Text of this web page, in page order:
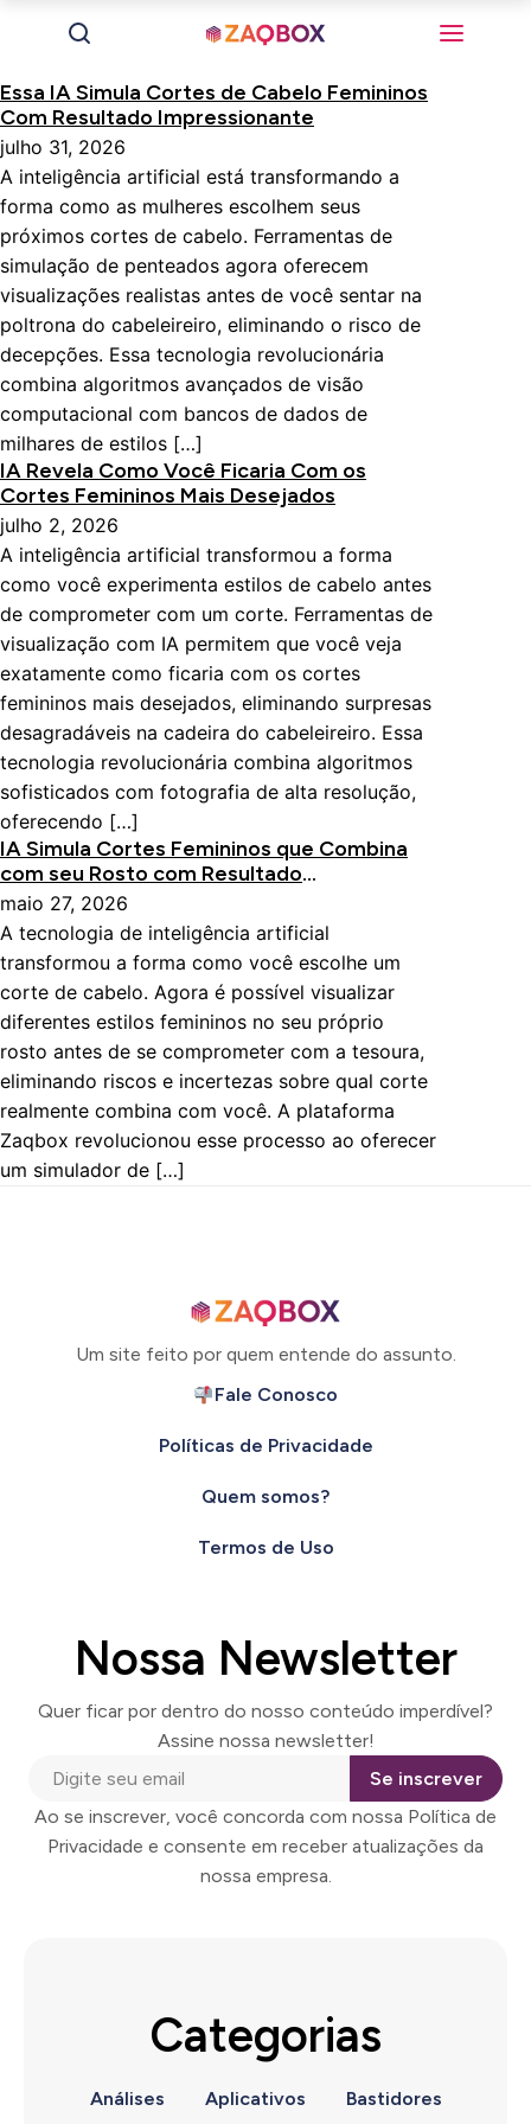
Essa IA Simula Cortes de Cabelo Femininos
Com Resultado Impressionante
julho 31, 2026
A inteligência artificial está transformando a
forma como as mulheres escolhem seus
próximos cortes de cabelo. Ferramentas de
simulação de penteados agora oferecem
visualizações realistas antes de você sentar na
poltrona do cabeleireiro, eliminando o risco de
decepções. Essa tecnologia revolucionária
combina algoritmos avançados de visão
computacional com bancos de dados de
milhares de estilos […]
IA Revela Como Você Ficaria Com os
Cortes Femininos Mais Desejados
julho 2, 2026
A inteligência artificial transformou a forma
como você experimenta estilos de cabelo antes
de comprometer com um corte. Ferramentas de
visualização com IA permitem que você veja
exatamente como ficaria com os cortes
femininos mais desejados, eliminando surpresas
desagradáveis na cadeira do cabeleireiro. Essa
tecnologia revolucionária combina algoritmos
sofisticados com fotografia de alta resolução,
oferecendo […]
IA Simula Cortes Femininos que Combina
com seu Rosto com Resultado
Impressionante
maio 27, 2026
A tecnologia de inteligência artificial
transformou a forma como você escolhe um
corte de cabelo. Agora é possível visualizar
diferentes estilos femininos no seu próprio
rosto antes de se comprometer com a tesoura,
eliminando riscos e incertezas sobre qual corte
realmente combina com você. A plataforma
Zaqbox revolucionou esse processo ao oferecer
um simulador de […]
Um site feito por quem entende do assunto.
Fale Conosco
Políticas de Privacidade
Quem somos?
Termos de Uso
Nossa Newsletter
Quer ficar por dentro do nosso conteúdo imperdível?
Assine nossa newsletter!
Se inscrever
Ao se inscrever, você concorda com nossa Política de
Privacidade e consente em receber atualizações da
nossa empresa.
Categorias
Análises Aplicativos Bastidores